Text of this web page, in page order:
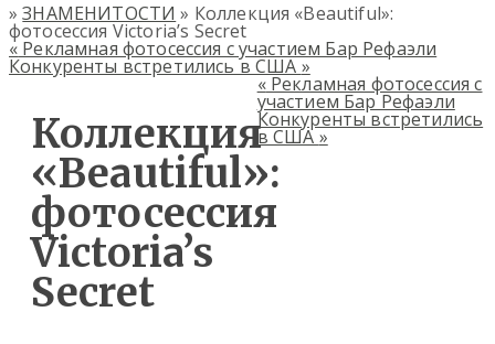
»ЗНАМЕНИТОСТИ » Коллекция «Beautiful»:
фотосессия Victoria’s Secret
« Рекламная фотосессия с участием Бар Рефаэли
Конкуренты встретились в США »
Коллекция
«Beautiful»:
фотосессия
Victoria’s
Secret
«Рекламная фотосессия с
участием Бар Рефаэли
Конкуренты встретились
в США »